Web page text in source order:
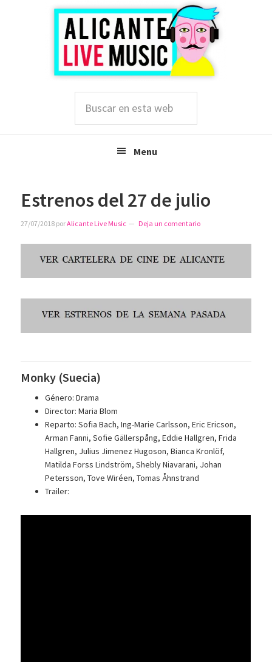
esta
Menu
Estrenos del 27 de julio
27/07/2018 porAlicante Live Music Deja un comentario
Monky (Suecia)
Género: Drama
Director: Maria Blom
Reparto: Sofia Bach, Ing-Marie Carlsson, Eric Ericson,
Arman Fanni, Sofie Gällerspång, Eddie Hallgren, Frida
Hallgren, Julius Jimenez Hugoson, Bianca Kronlöf,
Matilda Forss Lindström, Shebly Niavarani, Johan
Petersson, Tove Wiréen, Tomas Åhnstrand
Trailer: